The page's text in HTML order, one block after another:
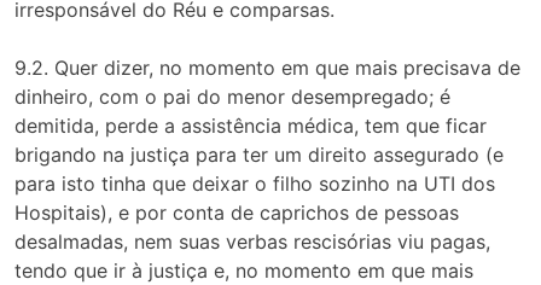
irresponsável do Réu e comparsas.
9.2. Quer dizer, no momento em que mais precisava de
dinheiro, com o pai do menor desempregado; é
demitida, perde a assistência médica, tem que ficar
brigando na justiça para ter um direito assegurado (e
para isto tinha que deixar o filho sozinho na UTI dos
Hospitais), e por conta de caprichos de pessoas
desalmadas, nem suas verbas rescisórias viu pagas,
tendo que ir à justiça e, no momento em que mais